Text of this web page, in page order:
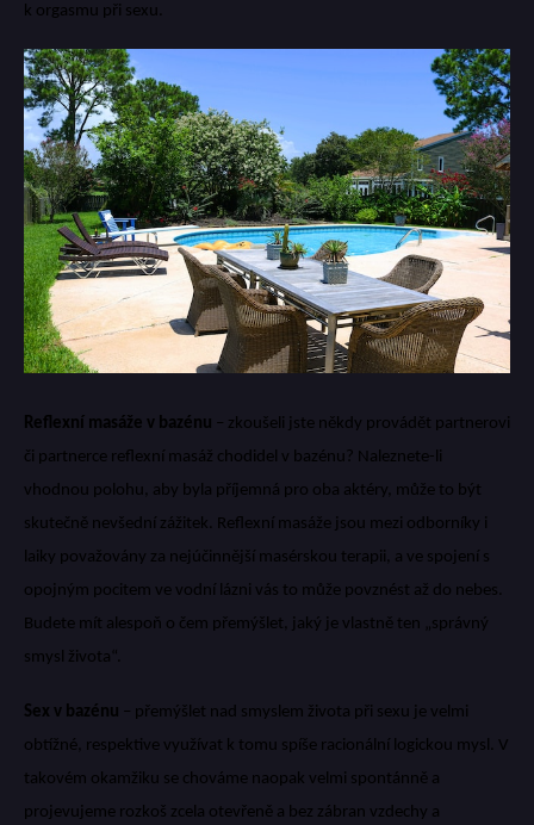
k orgasmu při sexu.
Reflexní masáže v bazénu – zkoušeli jste někdy provádět partnerovi
či partnerce reflexní masáž chodidel v bazénu? Naleznete-li
vhodnou polohu, aby byla příjemná pro oba aktéry, může to být
skutečně nevšední zážitek. Reflexní masáže jsou mezi odborníky i
laiky považovány za nejúčinnější masérskou terapii, a ve spojení s
opojným pocitem ve vodní lázni vás to může povznést až do nebes.
Budete mít alespoň o čem přemýšlet, jaký je vlastně ten „správný
smysl života“.
Sex v bazénu – přemýšlet nad smyslem života při sexu je velmi
obtížné, respektive využívat k tomu spíše racionální logickou mysl. V
takovém okamžiku se chováme naopak velmi spontánně a
projevujeme rozkoš zcela otevřeně a bez zábran vzdechy a